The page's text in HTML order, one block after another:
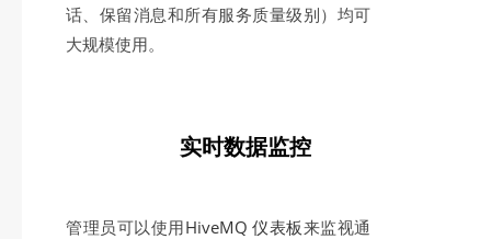
话、保留消息和所有服务质量级别）均可
大规模使用。
实时数据监控
管理员可以使用HiveMQ 仪表板来监视通